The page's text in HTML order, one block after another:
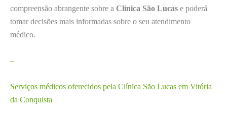
compreensão abrangente sobre a Clínica São Lucas e poderá
tomar decisões mais informadas sobre o seu atendimento
médico.
–
Serviços médicos oferecidos pela Clínica São Lucas em Vitória
da Conquista